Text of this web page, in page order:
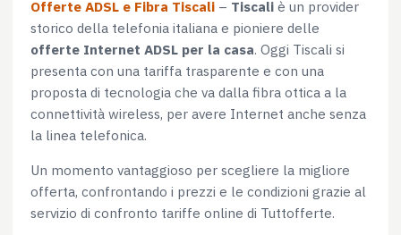
Offerte ADSL e Fibra Tiscali – Tiscali è un provider
storico della telefonia italiana e pioniere delle
offerte Internet ADSL per la casa. Oggi Tiscali si
presenta con una tariffa trasparente e con una
proposta di tecnologia che va dalla fibra ottica a la
connettività wireless, per avere Internet anche senza
la linea telefonica.
Un momento vantaggioso per scegliere la migliore
offerta, confrontando i prezzi e le condizioni grazie al
servizio di confronto tariffe online di Tuttofferte.